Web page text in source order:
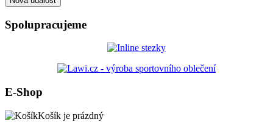
Spolupracujeme
E-Shop
Košík je prázdný